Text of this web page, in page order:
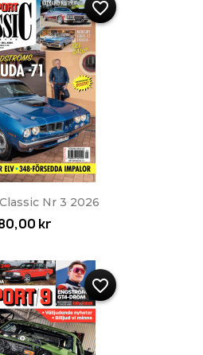
Nr 3 2026
kr
favorite_border
favorite_border